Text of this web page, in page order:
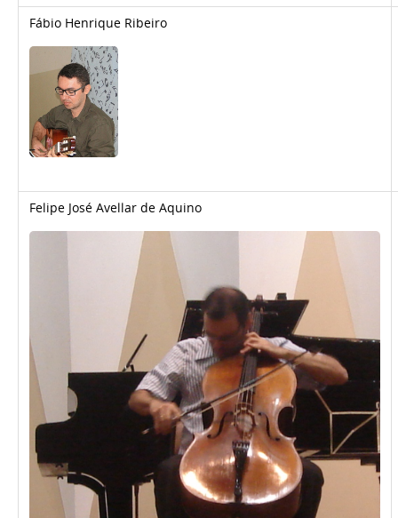
Fábio Henrique Ribeiro
Felipe José Avellar de Aquino